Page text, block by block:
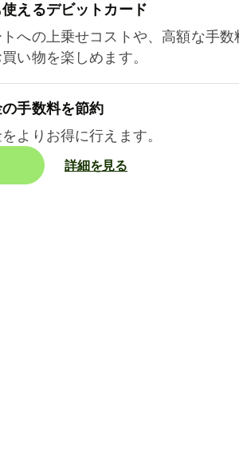
えるデビットカード
への上乗せコストや、高額な手
い物を楽しめます。
手数料を節約
よりお得に行えます。
詳細を見る